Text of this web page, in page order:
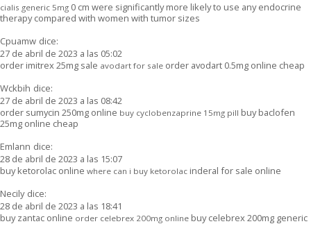
cialis generic 5mg 0 cm were significantly more likely to use any endocrine
therapy compared with women with tumor sizes
Cpuamw dice:
27 de abril de 2023 a las 05:02
order imitrex 25mg sale avodart for sale order avodart 0.5mg online cheap
Wckbih dice:
27 de abril de 2023 a las 08:42
order sumycin 250mg online buy cyclobenzaprine 15mg pill buy baclofen
25mg online cheap
Emlann dice:
28 de abril de 2023 a las 15:07
buy ketorolac online where can i buy ketorolac inderal for sale online
Necily dice:
28 de abril de 2023 a las 18:41
buy zantac online order celebrex 200mg online buy celebrex 200mg generic